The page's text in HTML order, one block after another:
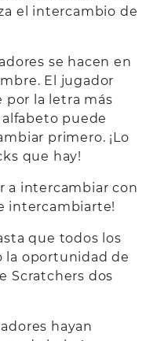
el intercambio de
se hacen en
El jugador
por la letra más
puede
primero. ¡Lo
que hay!
a intercambiar con
intercambiarte!
que todos los
la oportunidad de
Scratchers dos
hayan